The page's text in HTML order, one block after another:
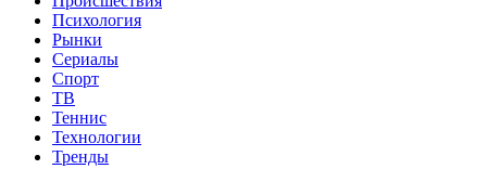
Психология
Рынки
Сериалы
Спорт
ТВ
Теннис
Технологии
Тренды